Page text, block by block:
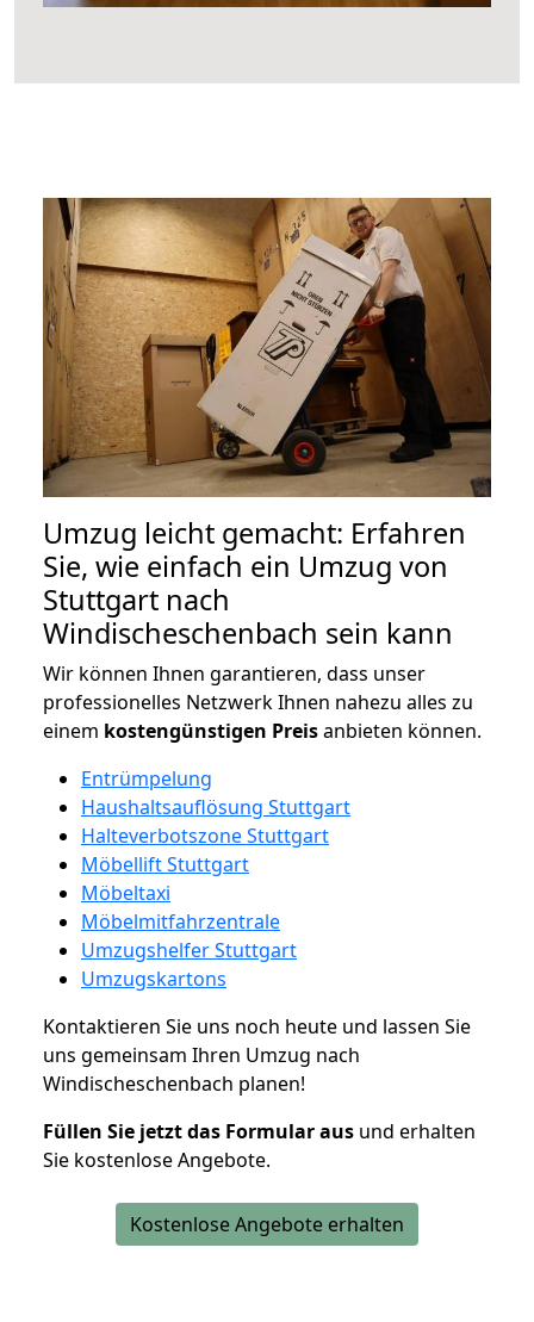
Umzug leicht gemacht: Erfahren
Sie, wie einfach ein Umzug von
Stuttgart nach
Windischeschenbach sein kann
Wir können Ihnen garantieren, dass unser
professionelles Netzwerk Ihnen nahezu alles zu
einem kostengünstigen Preisanbieten können.
Entrümpelung
Haushaltsauflösung Stuttgart
Halteverbotszone Stuttgart
Möbellift Stuttgart
Möbeltaxi
Möbelmitfahrzentrale
Umzugshelfer Stuttgart
Umzugskartons
Kontaktieren Sie uns noch heute und lassen Sie
uns gemeinsam Ihren Umzug nach
Windischeschenbach planen!
Füllen Sie jetzt das Formular aus und erhalten
Sie kostenlose Angebote.
Kostenlose Angebote erhalten